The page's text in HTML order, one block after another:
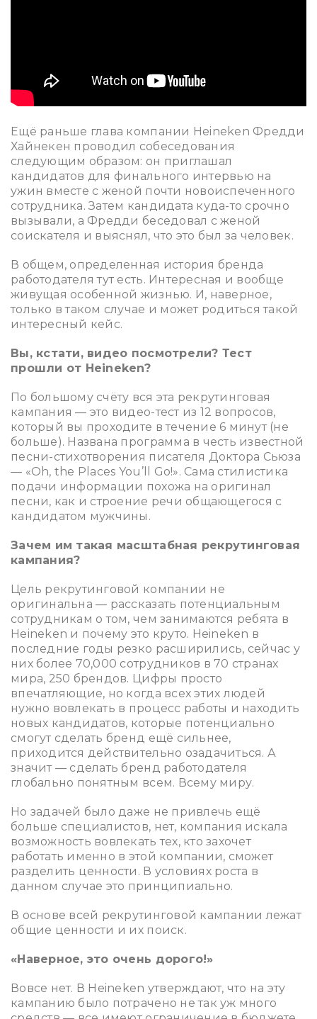
Ещё раньше глава компании Heineken Фредди
Хайнекен проводил собеседования
следующим образом: он приглашал
кандидатов для финального интервью на
ужин вместе с женой почти новоиспеченного
сотрудника. Затем кандидата куда-то срочно
вызывали, а Фредди беседовал с женой
соискателя и выяснял, что это был за человек.
В общем, определенная история бренда
работодателя тут есть. Интересная и вообще
живущая особенной жизнью. И, наверное,
только в таком случае и может родиться такой
интересный кейс.
Вы, кстати, видео посмотрели? Тест
прошли от Heineken?
По большому счёту вся эта рекрутинговая
кампания — это видео-тест из 12 вопросов,
который вы проходите в течение 6 минут (не
больше). Названа программа в честь известной
песни-стихотворения писателя Доктора Сьюза
— «Oh, the Places You’ll Go!». Сама стилистика
подачи информации похожа на оригинал
песни, как и строение речи общающегося с
кандидатом мужчины.
Зачем им такая масштабная рекрутинговая
кампания?
Цель рекрутинговой компании не
оригинальна — рассказать потенциальным
сотрудникам о том, чем занимаются ребята в
Heineken и почему это круто. Heineken в
последние годы резко расширились, сейчас у
них более 70,000 сотрудников в 70 странах
мира, 250 брендов. Цифры просто
впечатляющие, но когда всех этих людей
нужно вовлекать в процесс работы и находить
новых кандидатов, которые потенциально
смогут сделать бренд ещё сильнее,
приходится действительно озадачиться. А
значит — сделать бренд работодателя
глобально понятным всем. Всему миру.
Но задачей было даже не привлечь ещё
больше специалистов, нет, компания искала
возможность вовлекать тех, кто захочет
работать именно в этой компании, сможет
разделить ценности. В условиях роста в
данном случае это принципиально.
В основе всей рекрутинговой кампании лежат
общие ценности и их поиск.
«Наверное, это очень дорого!»
Вовсе нет. В Heineken утверждают, что на эту
кампанию было потрачено не так уж много